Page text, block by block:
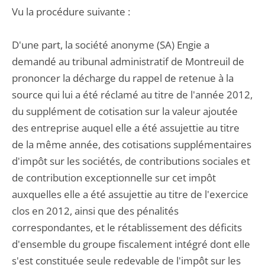
Vu la procédure suivante :
D'une part, la société anonyme (SA) Engie a
demandé au tribunal administratif de Montreuil de
prononcer la décharge du rappel de retenue à la
source qui lui a été réclamé au titre de l'année 2012,
du supplément de cotisation sur la valeur ajoutée
des entreprise auquel elle a été assujettie au titre
de la même année, des cotisations supplémentaires
d'impôt sur les sociétés, de contributions sociales et
de contribution exceptionnelle sur cet impôt
auxquelles elle a été assujettie au titre de l'exercice
clos en 2012, ainsi que des pénalités
correspondantes, et le rétablissement des déficits
d'ensemble du groupe fiscalement intégré dont elle
s'est constituée seule redevable de l'impôt sur les